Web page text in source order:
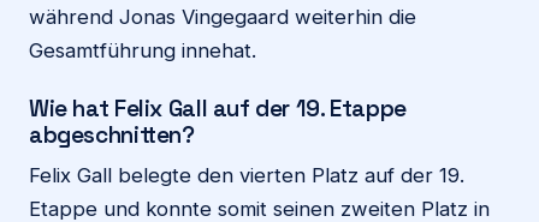
während Jonas Vingegaard weiterhin die
Gesamtführung innehat.
Wie hat Felix Gall auf der 19. Etappe
abgeschnitten?
Felix Gall belegte den vierten Platz auf der 19.
Etappe und konnte somit seinen zweiten Platz in